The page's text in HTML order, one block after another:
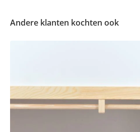
Andere klanten kochten ook